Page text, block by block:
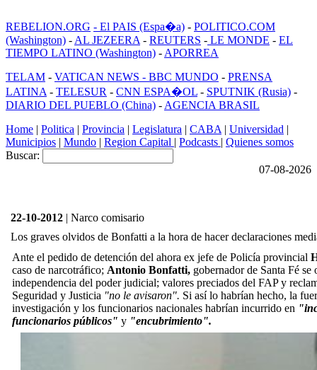
REBELION.ORG - El PAIS (Espa�a) - POLITICO.COM
(Washington) - AL JEZEERA - REUTERS - LE MONDE - EL
TIEMPO LATINO (Washington) - APORREA
TELAM - VATICAN NEWS - BBC MUNDO - PRENSA
LATINA - TELESUR - CNN ESPA�OL - SPUTNIK (Rusia) -
DIARIO DEL PUEBLO (China) - AGENCIA BRASIL
Home | Politica | Provincia | Legislatura | CABA | Universidad |
Municipios | Mundo | Region Capital | Podcasts | Quienes somos
Buscar:
07-08-2026
22-10-2012 | Narco comisario
Los graves olvidos de Bonfatti a la hora de hacer declaraciones
Ante el pedido de detención del ahora ex jefe de Policía provincial
caso de narcotráfico; Antonio Bonfatti, gobernador de Santa Fé
independencia del poder judicial; valores preciados del FAP y
Seguridad y Justicia "no le avisaron". Si así lo habrían hecho, la
investigación y los funcionarios nacionales habrían incurrido en
funcionarios públicos" y "encubrimiento".